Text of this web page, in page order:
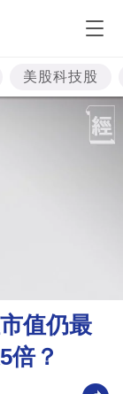
美股科技股
值仍最
倍？